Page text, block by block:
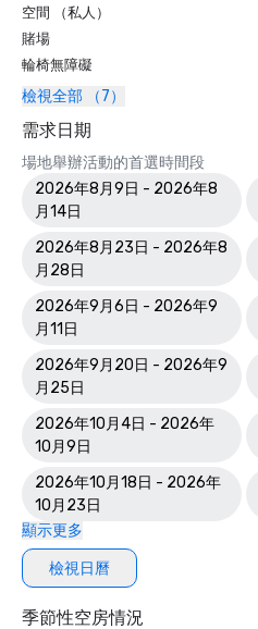
空間 （私人）
賭場
輪椅無障礙
檢視全部 （7）
需求日期
場地舉辦活動的首選時間段
2026年8月9日 - 2026年8
月14日
2026年8月23日 - 2026年8
月28日
2026年9月6日 - 2026年9
月11日
2026年9月20日 - 2026年9
月25日
2026年10月4日 - 2026年
10月9日
2026年10月18日 - 2026年
10月23日
顯示更多
檢視日曆
季節性空房情況